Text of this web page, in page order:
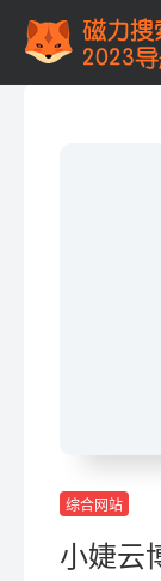
综合网站
小婕云